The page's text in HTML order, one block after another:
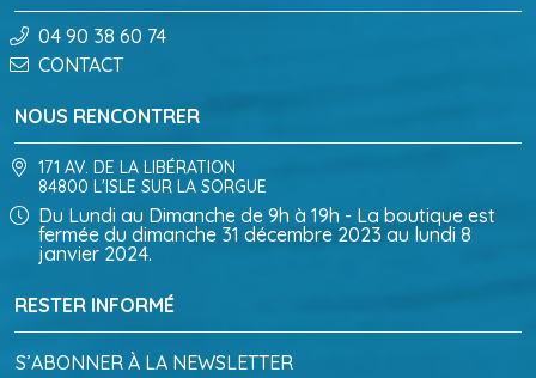
04 90 38 60 74
CONTACT
RESTER INFORMÉ
S’ABONNER À LA NEWSLETTER
NOUS RENCONTRER
171 AV. DE LA LIBÉRATION
84800 L'ISLE SUR LA SORGUE
Du Lundi au Dimanche de 9h à 19h - La boutique est
fermée du dimanche 31 décembre 2023 au lundi 8
janvier 2024.